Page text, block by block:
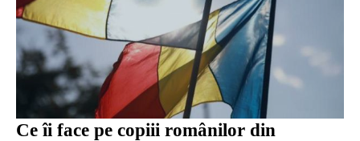
Ce îi face pe copiii românilor din